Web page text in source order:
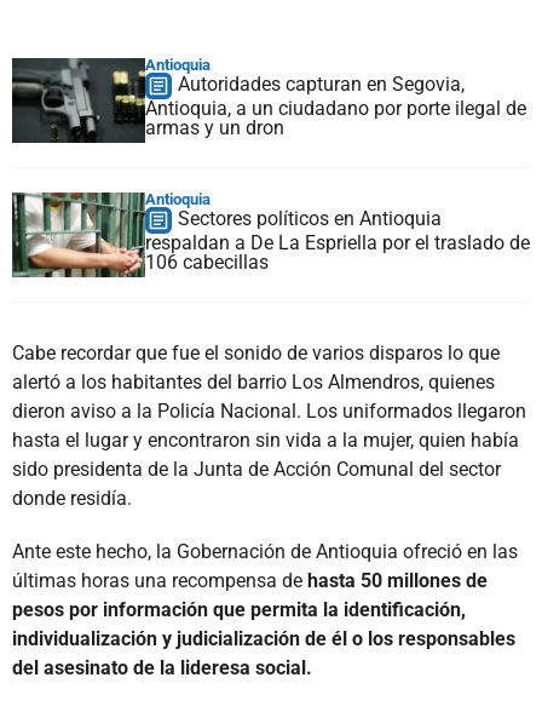
Antioquia
Autoridades capturan en Segovia,
Antioquia, a un ciudadano por porte ilegal de
armas y un dron
Antioquia
Sectores políticos en Antioquia
respaldan a De La Espriella por el traslado de
106 cabecillas
Cabe recordar que fue el sonido de varios disparos lo que
alertó a los habitantes del barrio Los Almendros, quienes
dieron aviso a la Policía Nacional. Los uniformados llegaron
hasta el lugar y encontraron sin vida a la mujer, quien había
sido presidenta de la Junta de Acción Comunal del sector
donde residía.
Ante este hecho, la Gobernación de Antioquia ofreció en las
últimas horas una recompensa de hasta 50 millones de
pesos por información que permita la identificación,
individualización y judicialización de él o los responsables
del asesinato de la lideresa social.